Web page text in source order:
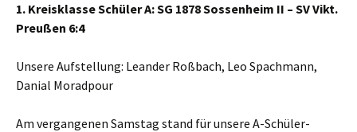
1. Kreisklasse Schüler A: SG 1878 Sossenheim II – SV Vikt.
Preußen 6:4
Unsere Aufstellung: Leander Roßbach, Leo Spachmann,
Danial Moradpour
Am vergangenen Samstag stand für unsere A-Schüler-